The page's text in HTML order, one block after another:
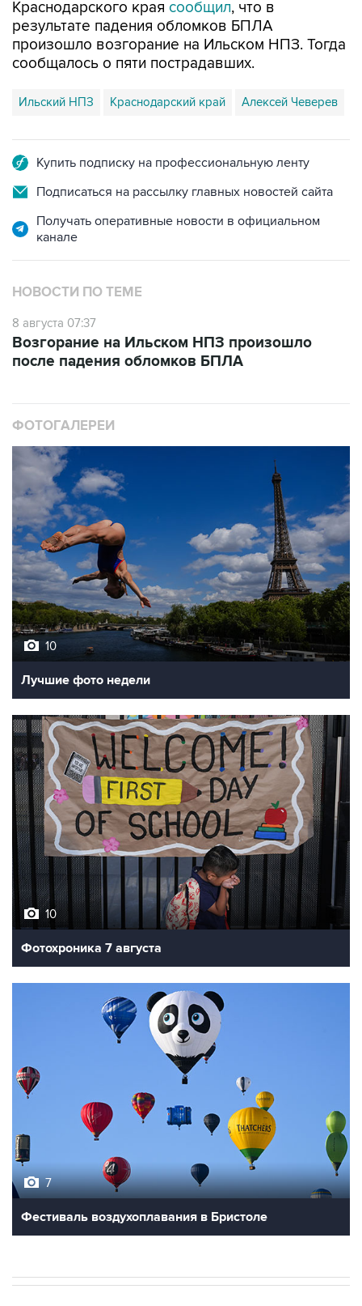
произошло возгорание на Ильском НПЗ. Тогда
сообщалось о пяти пострадавших.
Ильский НПЗ Краснодарский край Алексей Чеверев
Подписаться на рассылку главных новостей сайта
Получать оперативные новости в официальном
НОВОСТИ ПО ТЕМЕ
8 августа 07:37
после падения обломков БПЛА
10
Лучшие фото недели
10
Фотохроника 7 августа
Фестиваль воздухоплавания в Бристоле